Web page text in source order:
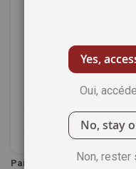
Pain Apéros
Yes,
Oui,
No, stay
Non, rester